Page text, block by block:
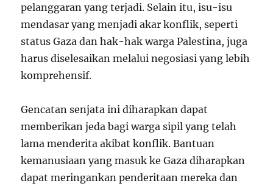
pelanggaran yang terjadi. Selain itu, isu-isu
mendasar yang menjadi akar konflik, seperti
status Gaza dan hak-hak warga Palestina, juga
harus diselesaikan melalui negosiasi yang lebih
komprehensif.
Gencatan senjata ini diharapkan dapat
memberikan jeda bagi warga sipil yang telah
lama menderita akibat konflik. Bantuan
kemanusiaan yang masuk ke Gaza diharapkan
dapat meringankan penderitaan mereka dan